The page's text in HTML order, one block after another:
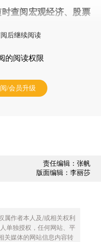
时查阅宏观经济、股票
后继续阅读
的阅读权限
/会员升级
责任编辑：张帆
版面编辑：李丽莎
属作者本人及/或相关权利
单独授权，任何网站、平
关媒体的网站信息内容转